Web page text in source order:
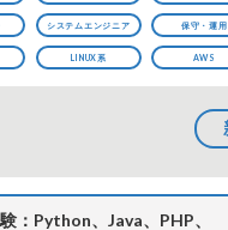
システムエンジニア 保守・運用
LINUX系 AWS
：Python、Java、PHP、